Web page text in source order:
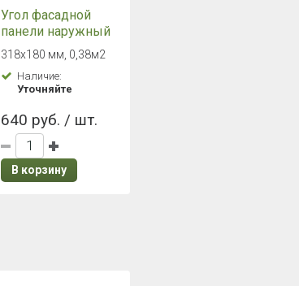
Угол фасадной
панели наружный
Grand Line Дикий
камень Classic
Графит
318х180 мм, 0,38м2
Наличие:
Уточняйте
640 руб. / шт.
В корзину